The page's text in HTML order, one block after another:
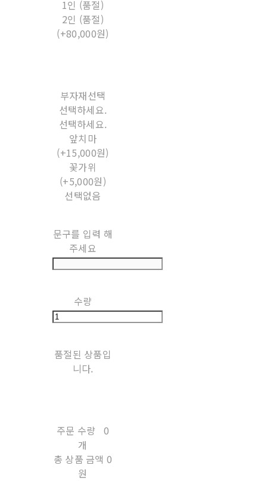
1인 (품절)
2인 (품절)
(+80,000원)
부자재선택
선택하세요.
선택하세요.
앞치마
(+15,000원)
꽃가위
(+5,000원)
선택없음
문구를 입력 해
주세요
수량
품절된 상품입
니다.
주문 수량
0
개
총 상품 금액 0
원